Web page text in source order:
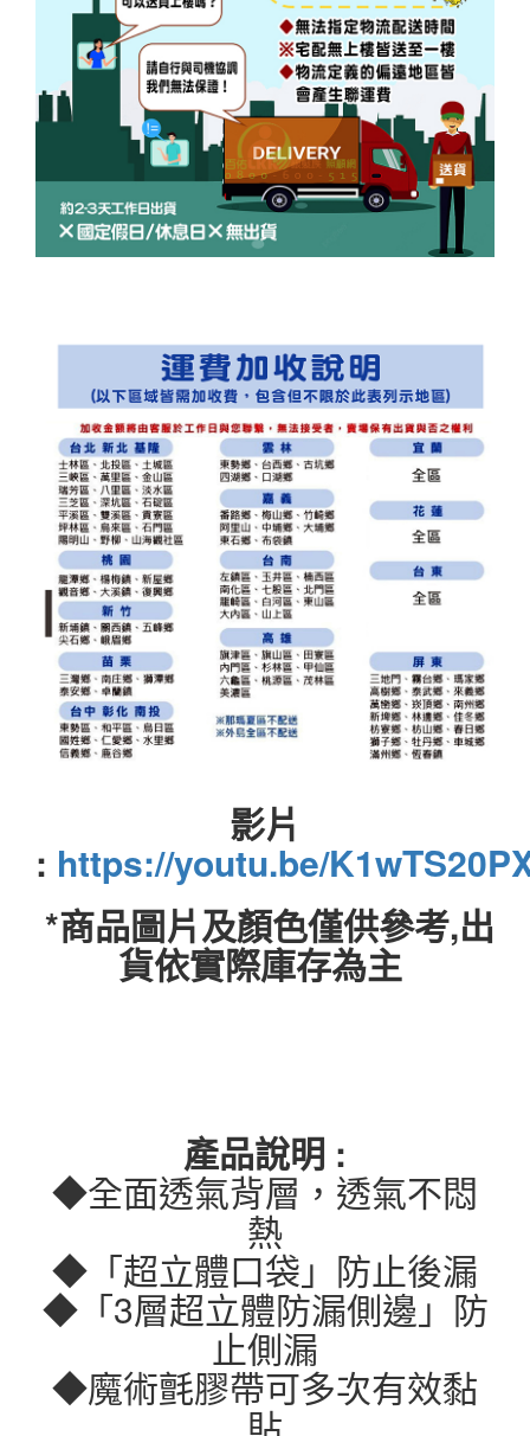
影片
: https://youtu.be/
*商品圖片及顏色僅供參考,出
貨依實際庫存為主
產品說明 :
◆全面透氣背層，透氣不悶
熱
◆「超立體口袋」防止後漏
◆「3層超立體防漏側邊」防
止側漏
◆魔術氈膠帶可多次有效黏
貼